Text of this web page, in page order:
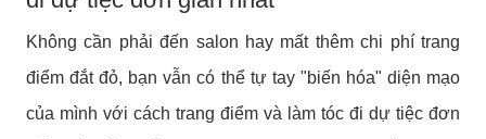
Không cần phải đến salon hay mất thêm chi phí trang
điểm đắt đỏ, bạn vẫn có thể tự tay "biến hóa" diện mạo
của mình với cách trang điểm và làm tóc đi dự tiệc đơn